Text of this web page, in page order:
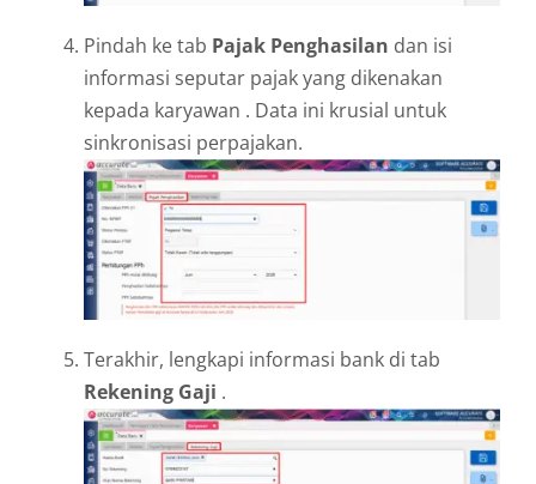
Pindah ke tab Pajak Penghasilan dan isi
informasi seputar pajak yang dikenakan
kepada karyawan . Data ini krusial untuk
sinkronisasi perpajakan.
Terakhir, lengkapi informasi bank di tab
Rekening Gaji .